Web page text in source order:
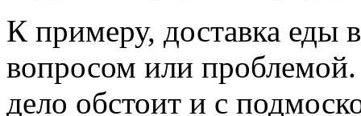
К примеру, доставка
вопросом или
дело обстоит и с